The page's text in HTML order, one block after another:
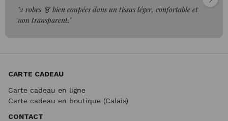
"2 robes 👗 bien coupées dans un tissus léger, confortable et
non transparent."
CARTE CADEAU
Carte cadeau en ligne
Carte cadeau en boutique (Calais)
CONTACT